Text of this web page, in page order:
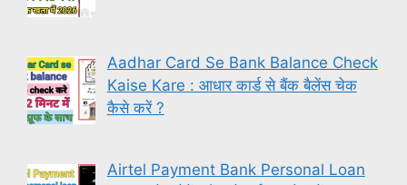
Aadhar Card Se Bank Balance Check
Kaise Kare : आधार कार्ड से बैंक बैलेंस चेक
कैसे करें ?
Airtel Payment Bank Personal Loan